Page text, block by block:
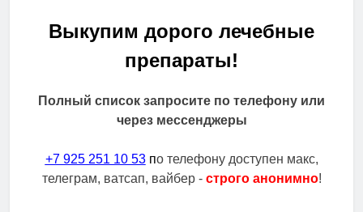
Выкупим дорого лечебные
препараты!
Полный список запросите по телефону или
через мессенджеры
+7 925 251 10 53по телефону доступен макс,
телеграм, ватсап, вайбер - строго анонимно!